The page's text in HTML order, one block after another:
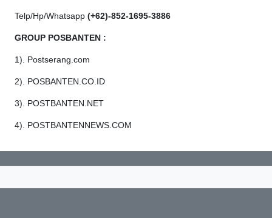
Telp/Hp/Whatsapp (+62)-852-1695-3886
GROUP POSBANTEN :
1). Postserang.com
2). POSBANTEN.CO.ID
3). POSTBANTEN.NET
4). POSTBANTENNEWS.COM